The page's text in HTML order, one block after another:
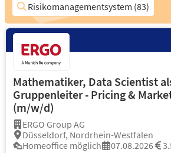
Risikomanagementsystem (83)
Mathematiker, Data Scientist
Gruppenleiter - Pricing &
(m/w/d)
ERGO Group AG
Düsseldorf, Nordrhein-Westfalen
Homeoffice möglich
07.08.2026